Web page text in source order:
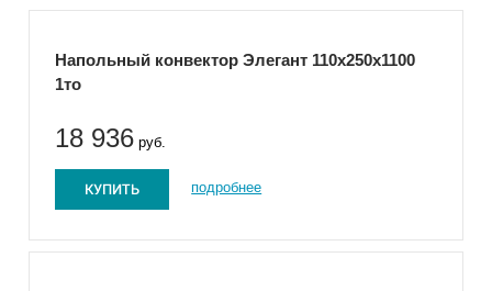
Напольный конвектор Элегант 110x250x1100
1то
18 936 руб.
КУПИТЬ подробнее